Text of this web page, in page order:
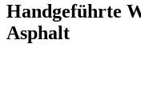
Handgeführte
Asphalt